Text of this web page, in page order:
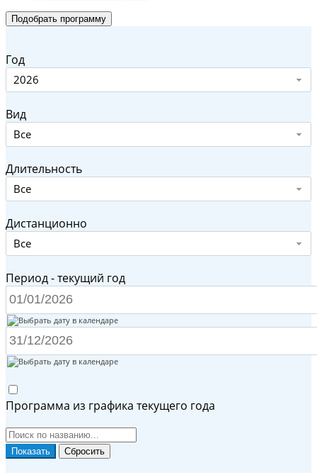
Подобрать программу
Год
2026
Вид
Все
Длительность
Все
Дистанционно
Все
Период - текущий год
Программа из графика текущего года